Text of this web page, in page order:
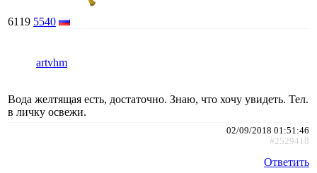
6119 5540
artvhm
Вода желтящая есть, достаточно. Знаю, что хочу увидеть. Тел.
в личку освежи.
02/09/2018 01:51:46
#2529418
Ответить